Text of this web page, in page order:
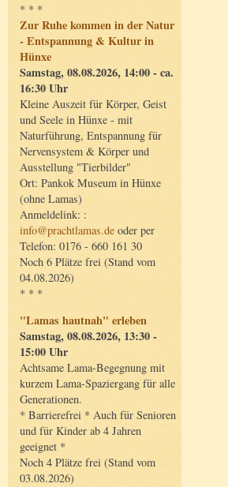
* * *
Zur Ruhe kommen in der Natur
- Entspannung & Kultur in
Hünxe
Samstag, 08.08.2026, 14:00 - ca.
16:30 Uhr
Kleine Auszeit für Körper, Geist
und Seele in Hünxe - mit
Naturführung, Entspannung für
Nervensystem & Körper und
Ausstellung "Tierbilder"
Ort: Pankok Museum in Hünxe
(ohne Lamas)
Anmeldelink: :
info@prachtlamas.de oder per
Telefon: 0176 - 660 161 30
Noch 6 Plätze frei (Stand vom
04.08.2026)
* * *
"Lamas hautnah" erleben
Samstag, 08.08.2026, 13:30 -
15:00 Uhr
Achtsame Lama-Begegnung mit
kurzem Lama-Spaziergang für alle
Generationen.
* Barrierefrei * Auch für Senioren
und für Kinder ab 4 Jahren
geeignet *
Noch 4 Plätze frei (Stand vom
03.08.2026)